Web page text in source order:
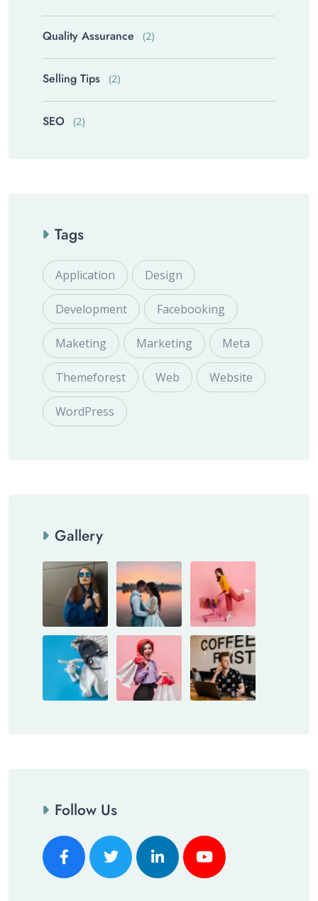
Quality Assurance (2)
Selling Tips (2)
SEO (2)
Tags
Application Design
Development Facebooking
Maketing Marketing Meta
Themeforest Web Website
WordPress
Gallery
Follow Us